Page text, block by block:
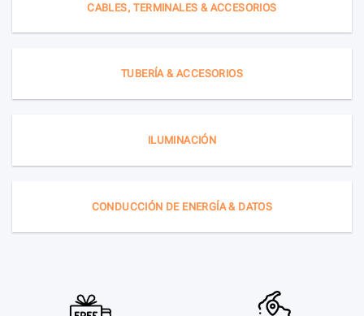
CABLES, TERMINALES & ACCESORIOS
TUBERÍA & ACCESORIOS
ILUMINACIÓN
CONDUCCIÓN DE ENERGÍA & DATOS